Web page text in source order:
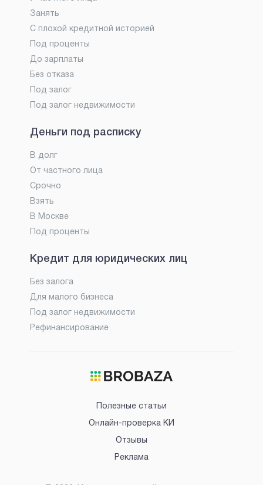
Занять
С плохой кредитной историей
Под проценты
До зарплаты
Без отказа
Под залог
Под залог недвижимости
Деньги под расписку
В долг
От частного лица
Срочно
Взять
В Москве
Под проценты
Кредит для юридических лиц
Без залога
Для малого бизнеса
Под залог недвижимости
Рефинансирование
Полезные статьи
Онлайн-проверка КИ
Отзывы
Реклама